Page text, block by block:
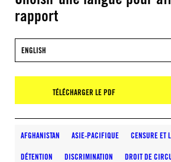
rapport
ENGLISH
TÉLÉCHARGER LE PDF
AFGHANISTAN ASIE-PACIFIQUE CENSURE ET
DÉTENTION DISCRIMINATION DROIT DE